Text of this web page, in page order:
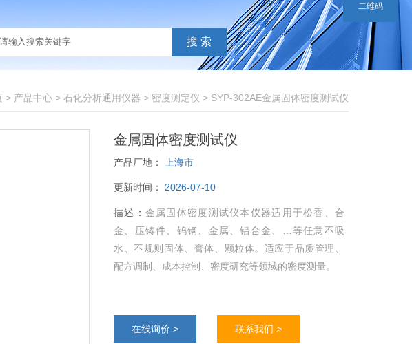
> 产品中心 > 石化分析通用仪器 > 密度测定仪 > SYP-302AE金属固体密度测试仪
金属固体密度测试仪
产品厂地： 上海市
更新时间： 2026-07-10
描述： 金属固体密度测试仪本仪器适用于松香、合
金、压铸件、钨钢、金属、铝合金、…等任意不吸
水、不规则固体、膏体、颗粒体。适应于品质管理、
配方调制、成本控制、密度研究等领域的密度测量。
在线询价 > 联系我们 >
二维码